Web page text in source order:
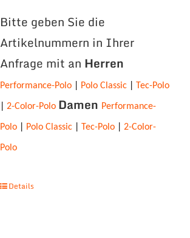
Bitte geben Sie die
Artikelnummern in Ihrer
Anfrage mit an Herren
Performance-Polo| Polo Classic| Tec-Polo
2-Color-Polo Damen Performance-
Polo| Polo Classic| Tec-Polo| 2-Color-
Polo
Details